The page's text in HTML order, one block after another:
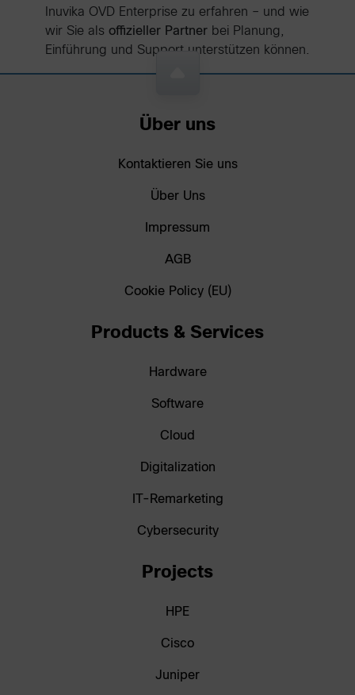
Inuvika OVD Enterprise zu erfahren – und wie
wir Sie als offizieller Partnerbei Planung,
Einführung und Support unterstützen können.
Über uns
Kontaktieren Sie uns
Über Uns
Impressum
AGB
Cookie Policy (EU)
Products & Services
Hardware
Software
Cloud
Digitalization
IT-Remarketing
Cybersecurity
Projects
HPE
Cisco
Juniper